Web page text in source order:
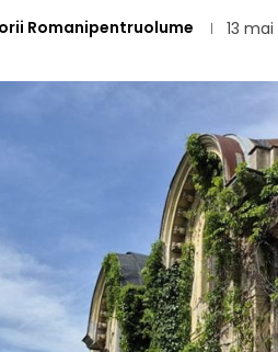
Romanipentruolume 13